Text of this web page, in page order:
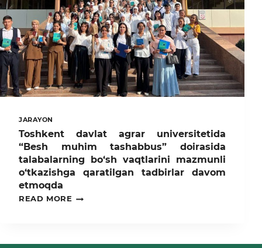
JARAYON
Toshkent davlat agrar universitetida
“Besh muhim tashabbus” doirasida
talabalarning bo‘sh vaqtlarini mazmunli
o‘tkazishga qaratilgan tadbirlar davom
etmoqda
READ MORE
TOSHKENT